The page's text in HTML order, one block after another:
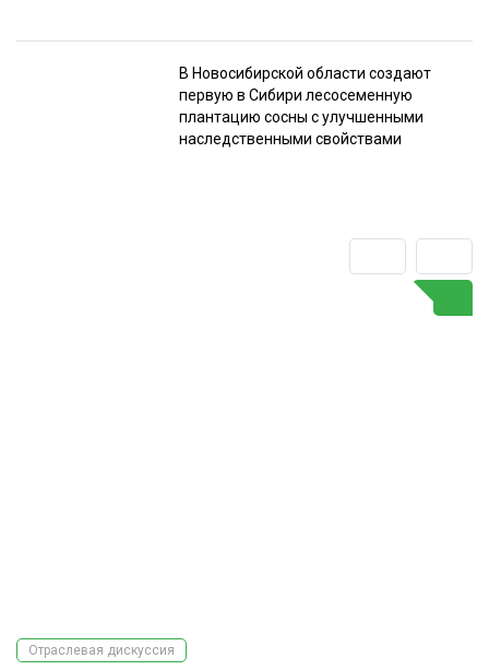
В Новосибирской области создают
первую в Сибири лесосеменную
плантацию сосны с улучшенными
наследственными свойствами
Отраслевая дискуссия